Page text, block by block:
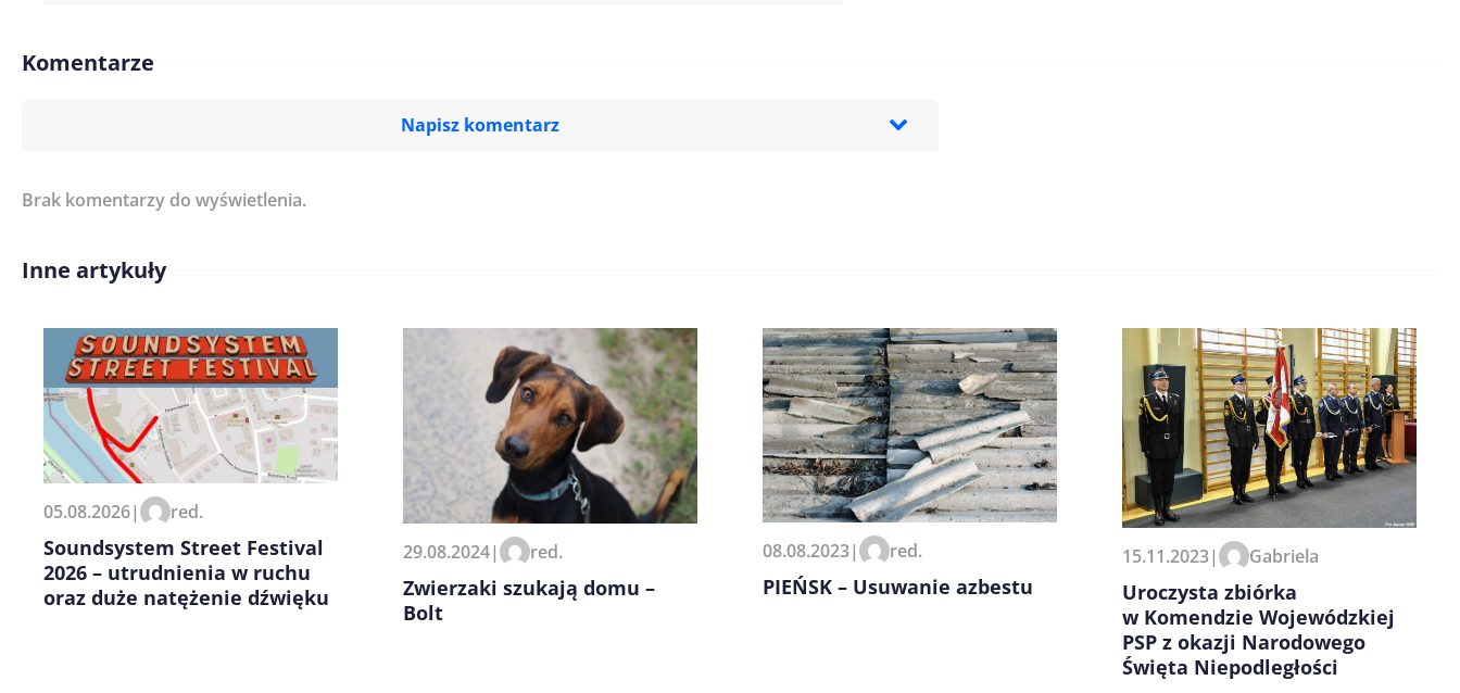
Komentarze
Napisz komentarz
Imię/ Nick*
Zapamiętaj moje dane w tej przeglądarce podczas pisania
kolejnych komentarzy.
Brak komentarzy do wyświetlenia.
Inne artykuły
05.08.2026| red.
Soundsystem Street Festival
2026 – utrudnienia w ruchu
oraz duże natężenie dźwięku
29.08.2024| red.
Zwierzaki szukają domu –
Bolt
08.08.2023| red.
PIEŃSK – Usuwanie azbestu
15.11.2023| Gabriela
Uroczysta zbiórka
w Komendzie Wojewódzkiej
PSP z okazji Narodowego
Święta Niepodległości